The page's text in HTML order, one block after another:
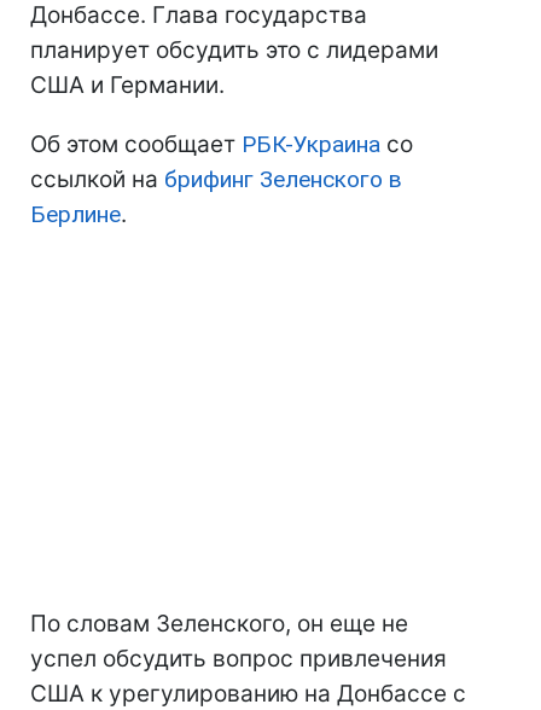
Донбассе. Глава государства
планирует обсудить это с лидерами
США и Германии.
Об этом сообщает РБК-Украина со
ссылкой на брифинг Зеленского в
Берлине.
По словам Зеленского, он еще не
успел обсудить вопрос привлечения
США к урегулированию на Донбассе с